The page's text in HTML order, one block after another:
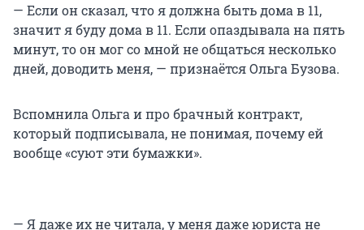
— Если он сказал, что я должна быть дома в 11,
значит я буду дома в 11. Если опаздывала на пять
минут, то он мог со мной не общаться несколько
дней, доводить меня, — признаётся Ольга Бузова.
Вспомнила Ольга и про брачный контракт,
который подписывала, не понимая, почему ей
вообще «суют эти бумажки».
— Я даже их не читала, у меня даже юриста не